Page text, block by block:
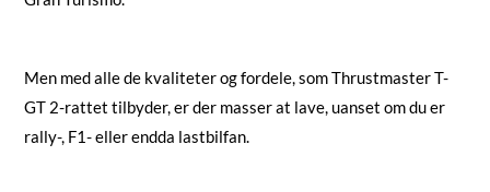
Men med alle de kvaliteter og fordele, som Thrustmaster T-
GT 2-rattet tilbyder, er der masser at lave, uanset om du er
rally-, F1- eller endda lastbilfan.